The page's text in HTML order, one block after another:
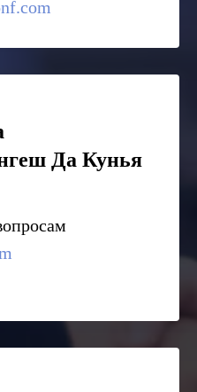
Да Кунья